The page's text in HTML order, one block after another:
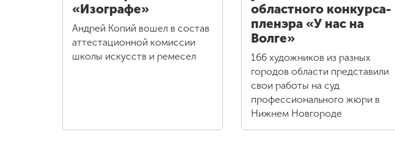
«Изографе»
Андрей Копий вошел в состав
аттестационной комиссии
школы искусств и ремесел
областного конкурса-
пленэра «У нас на
Волге»
166 художников из разных
городов области представили
свои работы на суд
профессионального жюри в
Нижнем Новгороде